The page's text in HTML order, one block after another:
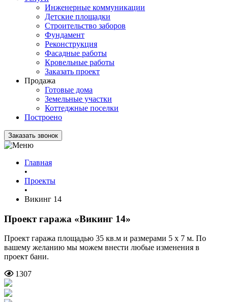
Инженерные коммуникации
Детские площадки
Строительство заборов
Фундамент
Реконструкция
Фасадные работы
Кровельные работы
Заказать проект
Продажа
Готовые дома
Земельные участки
Коттеджные поселки
Построено
Заказать звонок
Главная
•
Проекты
•
Викинг 14
Проект гаража «Викинг 14»
Проект гаража площадью 35 кв.м и размерами 5 х 7 м. По
вашему желанию мы можем внести любые изменения в
проект бани.
1307